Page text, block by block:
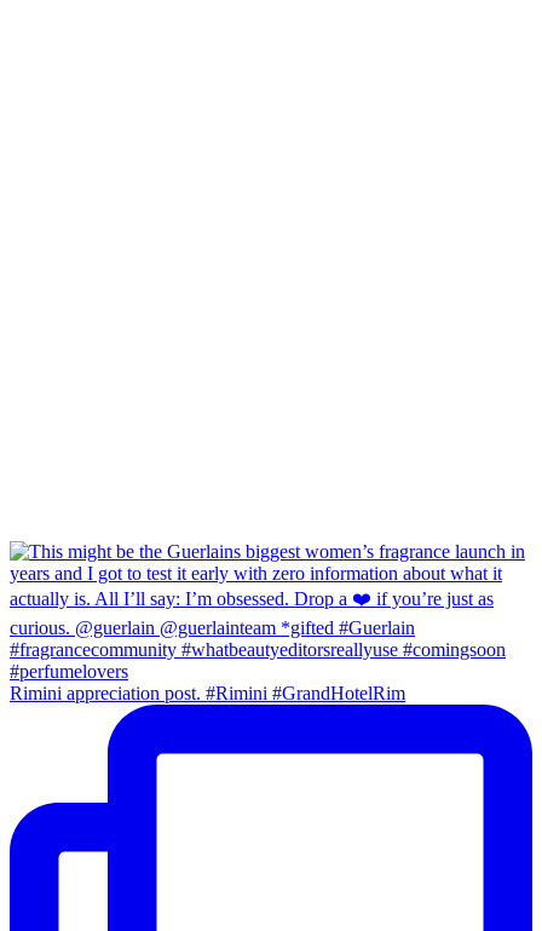
Rimini appreciation post. #Rimini #GrandHotelRim